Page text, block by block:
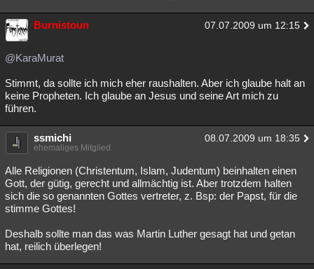
Philosophie Träume Literatur
Astronomie
Musik Clash Verbesserungen Allmystery English
Übersichten
Lesenswert Schlüsselwörter
Burnistoun 07.07.2009 um 12:15
@KaraMurat
Stimmt, da sollte ich mich eher raushalten. Aber ich glaube halt an
keine Propheten. Ich glaube an Jesus und seine Art mich zu
führen.
ssmichi 08.07.2009 um 18:35
ehemaliges Mitglied
Alle Religionen (Christentum, Islam, Judentum) beinhalten einen
Gott, der gütig, gerecht und allmächtig ist. Aber trotzdem halten
sich die so genannten Gottes vertreter, z. Bsp: der Papst, für die
stimme Gottes!
Deshalb sollte man das was Martin Luther gesagt hat und getan
hat, reilich überlegen!